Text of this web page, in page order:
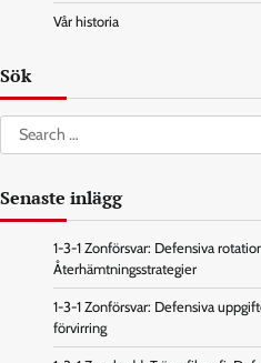
Vår historia
Sök
Search
for:
Senaste inlägg
1-3-1 Zonförsvar: Defensiva
Återhämtningsstrategier
1-3-1 Zonförsvar: Defensiva
förvirring